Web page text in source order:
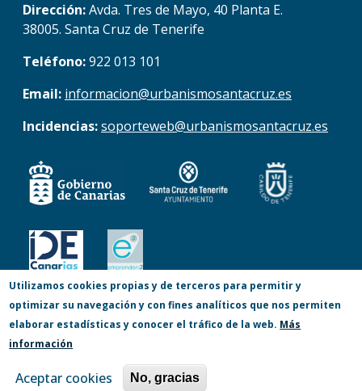
Dirección:Avda. Tres de Mayo, 40 Planta E.
38005. Santa Cruz de Tenerife
Teléfono:922 013 101
Email: informacion@urbanismosantacruz.es
Incidencias:soporteweb@urbanismosantacruz.es
© Copyright 2017. Todos los derechos
reservados.
Accesibilidad
Aviso Legal
Utilizamos cookies propias y de terceros para permitir y
optimizar su navegación y con fines analíticos que nos permiten
elaborar estadísticas y conocer el tráfico de la web. Más
información
Aceptar cookies No, gracias